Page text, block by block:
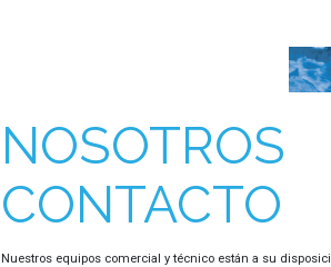
NOSOTROS
CONTACTO
Nuestros equipos comercial y técnico están a su